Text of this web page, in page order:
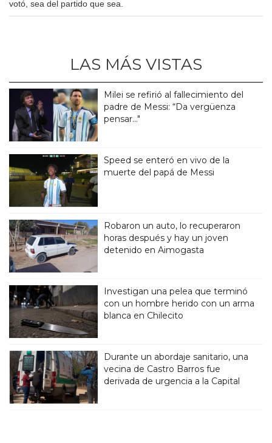
votó, sea del partido que sea.
LAS MÁS VISTAS
Milei se refirió al fallecimiento del
padre de Messi: “Da vergüenza
pensar..."
Speed se enteró en vivo de la
muerte del papá de Messi
Robaron un auto, lo recuperaron
horas después y hay un joven
detenido en Aimogasta
Investigan una pelea que terminó
con un hombre herido con un arma
blanca en Chilecito
Durante un abordaje sanitario, una
vecina de Castro Barros fue
derivada de urgencia a la Capital